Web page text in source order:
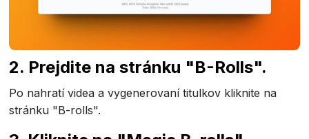
2. Prejdite na stránku "B-Rolls".
Po nahratí videa a vygenerovaní titulkov kliknite na
stránku "B-rolls".